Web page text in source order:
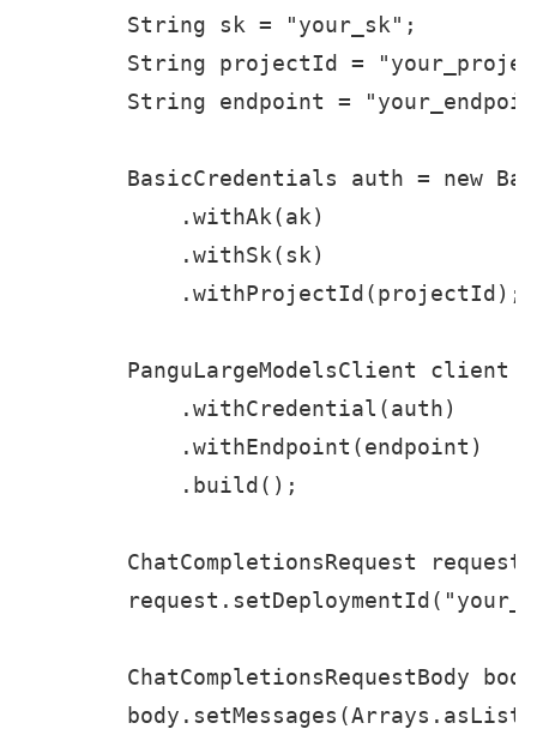
        String sk = "your_sk";
String projectId =
String endpoint =
BasicCredentials auth = new
            .withAk(ak)
            .withSk(sk)
            .withProjectId(projectId);
PanguLargeModelsClient client
            .withCredential(auth)
            .withEndpoint(endpoint)
            .build();
ChatCompletionsRequest request
ChatCompletionsRequestBody
        body.setMessages(Arrays.asList(